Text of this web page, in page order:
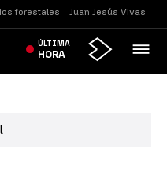
forestales Juan Jesús Vivas
ÚLTIMA
HORA